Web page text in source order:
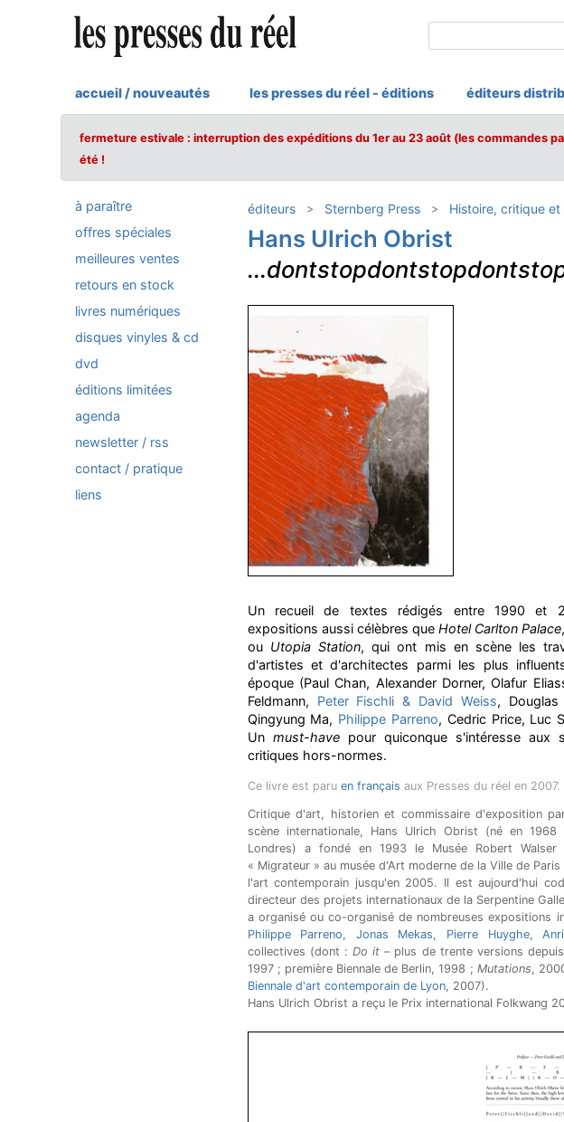
accueil / nouveautés les presses du réel - éditions éditeurs
fermeture estivale : interruption des expéditions du 1er au 23 août (les commandes
été !
à paraître
offres spéciales
meilleures ventes
retours en stock
livres numériques
disques vinyles & cd
dvd
éditions limitées
agenda
newsletter / rss
contact / pratique
liens
éditeurs Sternberg Press Histoire, critique et
Hans Ulrich Obrist
Un recueil de textes rédigés entre 1990 et
expositions aussi célèbres que Hotel Carlton Palace,
ou Utopia Station, qui ont mis en scène les
d'artistes et d'architectes parmi les plus
époque (Paul Chan, Alexander Dorner, Olafur
Feldmann, Peter Fischli & David Weiss, Douglas
Qingyung Ma, Philippe Parreno, Cedric Price, Luc
Un must-havepour quiconque s'intéresse aux
critiques hors-normes.
Ce livre est paru en français aux Presses du réel en 2007.
Critique d'art, historien et commissaire d'exposition
scène internationale, Hans Ulrich Obrist (né en
Londres) a fondé en 1993 le Musée Robert
« Migrateur » au musée d'Art moderne de la Ville de
l'art contemporain jusqu'en 2005. Il est aujourd'hui
directeur des projets internationaux de la Serpentine
a organisé ou co-organisé de nombreuses expositions
Philippe Parreno, Jonas Mekas, Pierre Huyghe,
collectives (dont : Do it – plus de trente versions
1997 ; première Biennale de Berlin, 1998 ; Mutations,
Biennale d'art contemporain de Lyon, 2007).
Hans Ulrich Obrist a reçu le Prix international Folkwang